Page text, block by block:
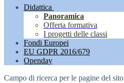
Didattica
Panoramica
Offerta formativa
I progetti delle classi
Fondi Europei
EU GDPR 2016/679
Openday
Campo di ricerca per le pagine del sito